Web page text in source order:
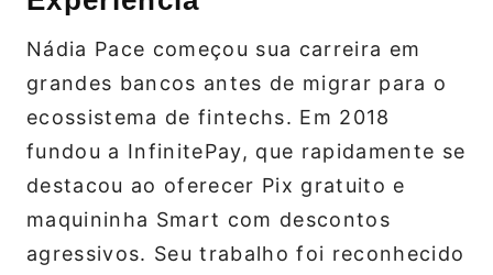
Nádia Pace começou sua carreira em
grandes bancos antes de migrar para o
ecossistema de fintechs. Em 2018
fundou a InfinitePay, que rapidamente se
destacou ao oferecer Pix gratuito e
maquininha Smart com descontos
agressivos. Seu trabalho foi reconhecido